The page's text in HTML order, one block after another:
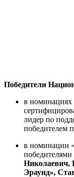
Победители
в номинациях
лидер по
победителем
в номинации
победителями
Николаевич,
Эраунд»,